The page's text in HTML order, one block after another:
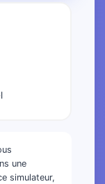
une
simulateur,